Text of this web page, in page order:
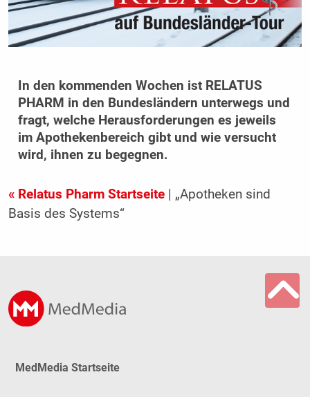
In den kommenden Wochen ist RELATUS
PHARM in den Bundesländern unterwegs und
fragt, welche Herausforderungen es jeweils
im Apothekenbereich gibt und wie versucht
wird, ihnen zu begegnen.
« Relatus Pharm Startseite| „Apotheken sind
Basis des Systems“
MedMedia Startseite